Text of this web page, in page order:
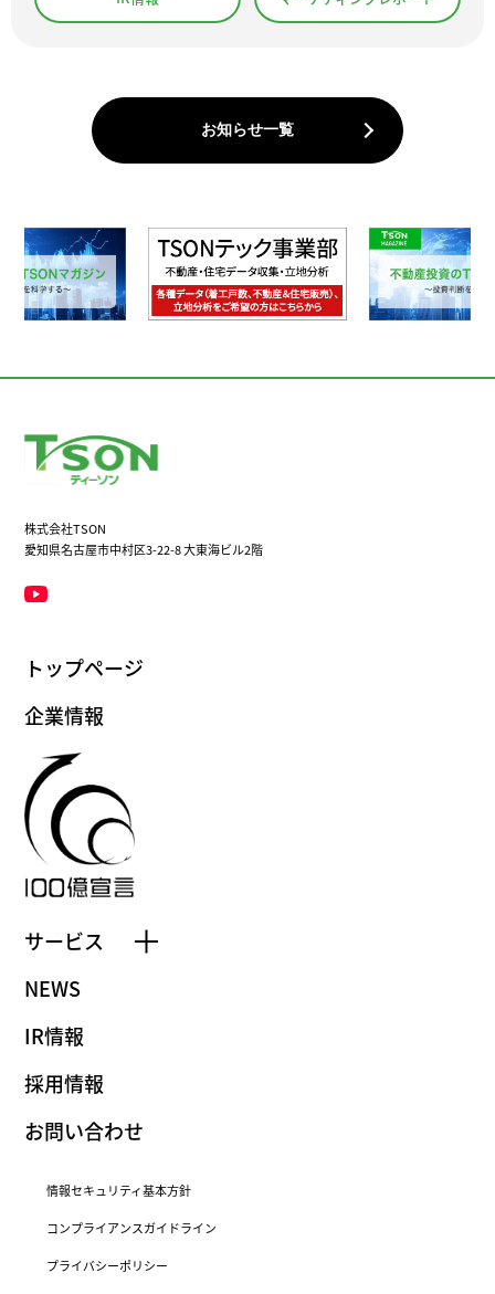
お知らせ一覧
株式会社TSON
愛知県名古屋市中村区3-22-8 大東海ビル2階
トップページ
企業情報
サービス
NEWS
IR情報
採用情報
お問い合わせ
情報セキュリティ基本方針
コンプライアンスガイドライン
プライバシーポリシー